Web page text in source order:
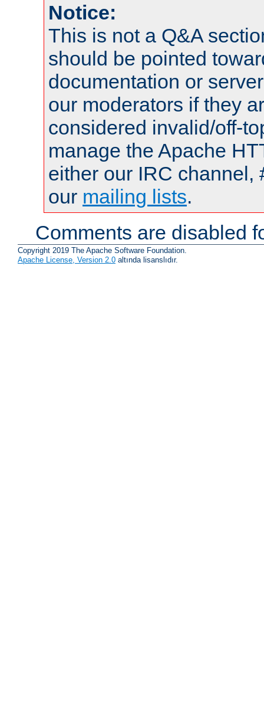
Notice:
This is not a Q&A
should be pointed
documentation or
our moderators if they
considered invalid/off-
manage the Apache
either our IRC channel,
our mailing lists.
Comments are disabled
Copyright 2019 The Apache Software Foundation.
Apache License, Version 2.0 altında lisanslıdır.